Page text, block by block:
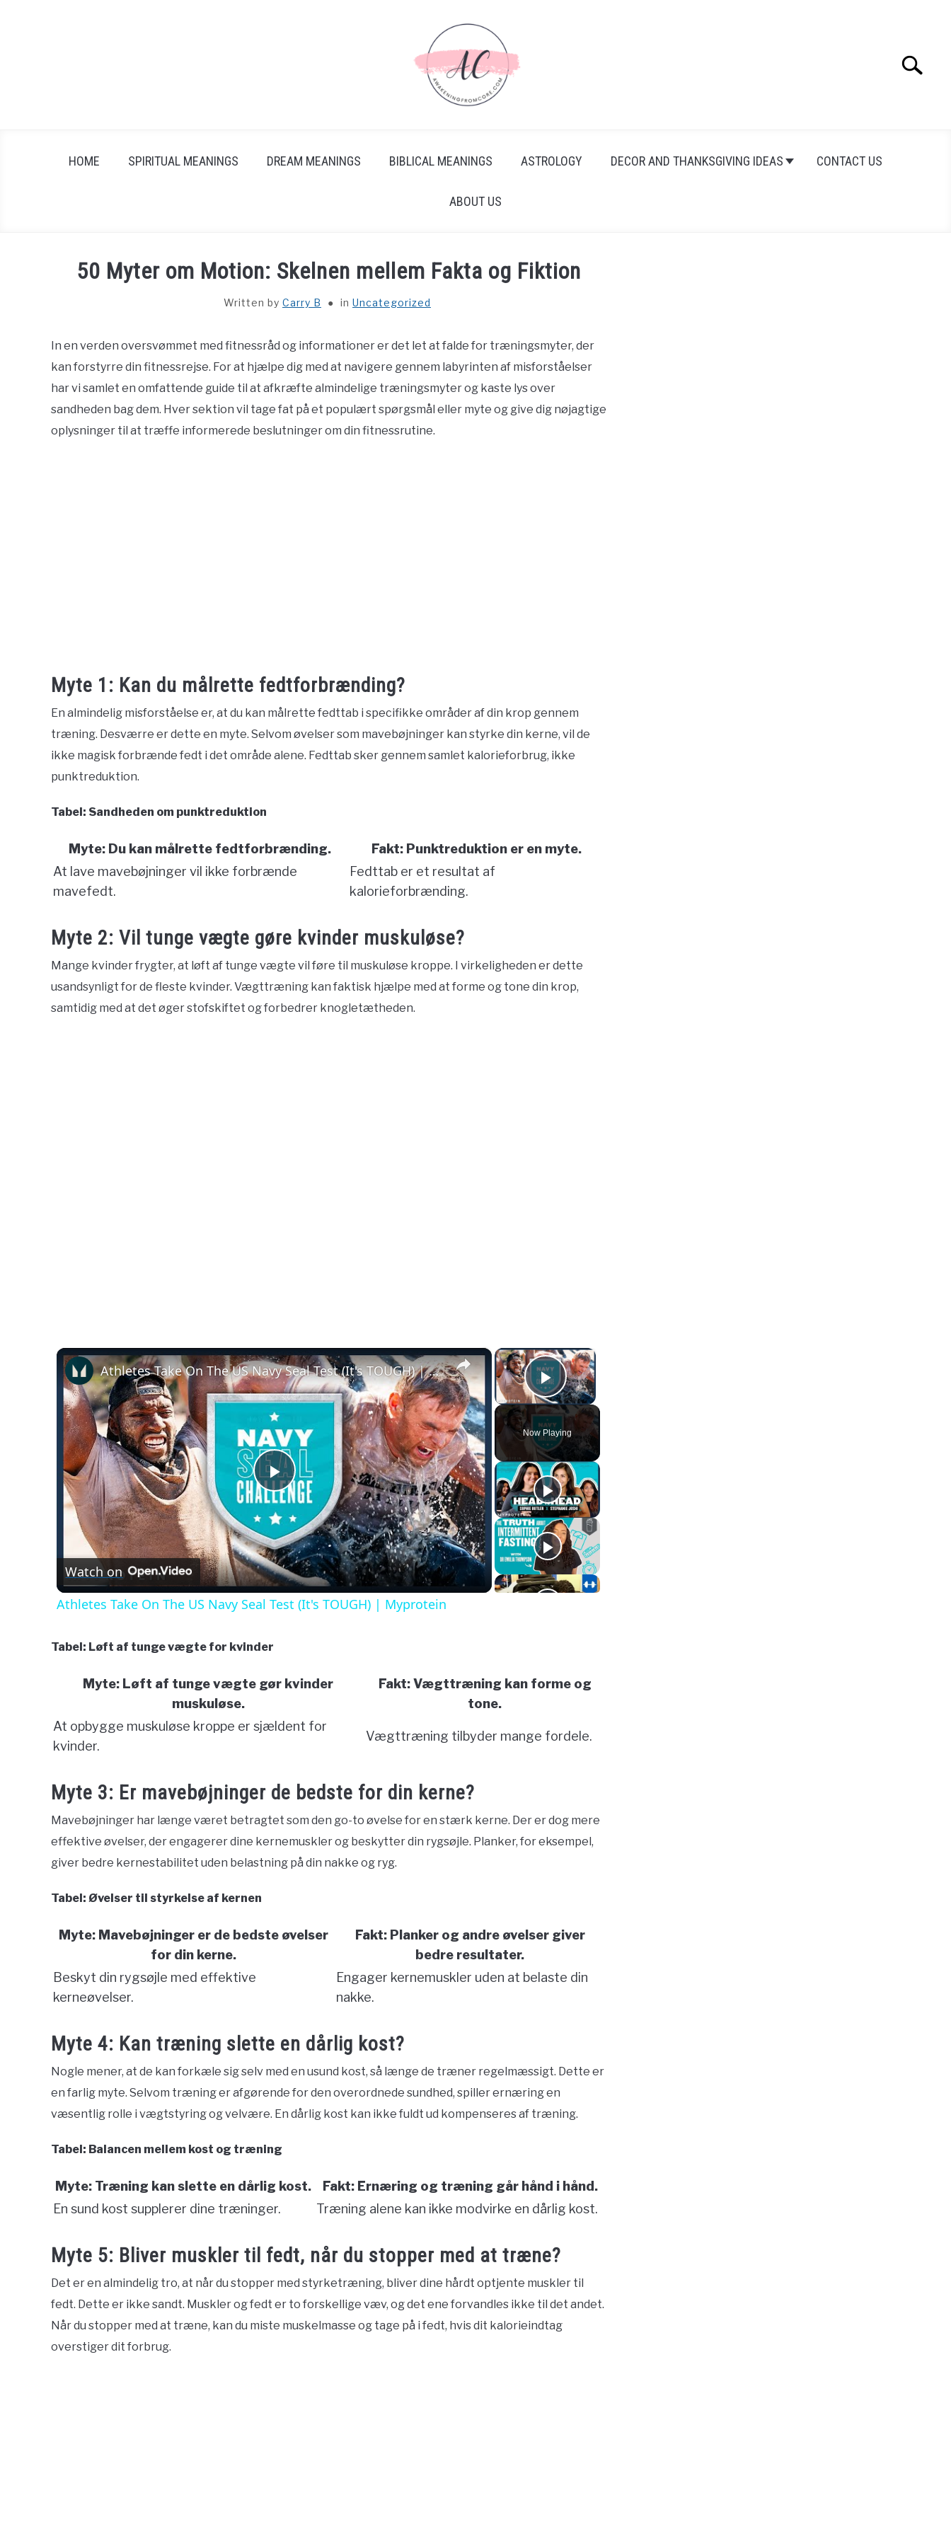
Search
HOME SPIRITUAL MEANINGS DREAM MEANINGS BIBLICAL MEANINGS ASTROLOGY DECOR AND THANKSGIVING IDEAS CONTACT US
ABOUT US
50 Myter om Motion: Skelnen mellem Fakta og Fiktion
Written by Carry B in Uncategorized
In en verden oversvømmet med fitnessråd og informationer er det let at falde for træningsmyter, der
kan forstyrre din fitnessrejse. For at hjælpe dig med at navigere gennem labyrinten af misforståelser
har vi samlet en omfattende guide til at afkræfte almindelige træningsmyter og kaste lys over
sandheden bag dem. Hver sektion vil tage fat på et populært spørgsmål eller myte og give dig nøjagtige
oplysninger til at træffe informerede beslutninger om din fitnessrutine.
Myte 1: Kan du målrette fedtforbrænding?
En almindelig misforståelse er, at du kan målrette fedttab i specifikke områder af din krop gennem
træning. Desværre er dette en myte. Selvom øvelser som mavebøjninger kan styrke din kerne, vil de
ikke magisk forbrænde fedt i det område alene. Fedttab sker gennem samlet kalorieforbrug, ikke
punktreduktion.
Tabel: Sandheden om punktreduktion
Myte: Du kan målrette fedtforbrænding.
Fakt: Punktreduktion er en myte.
At lave mavebøjninger vil ikke forbrænde
mavefedt.
Fedttab er et resultat af
kalorieforbrænding.
Myte 2: Vil tunge vægte gøre kvinder muskuløse?
Mange kvinder frygter, at løft af tunge vægte vil føre til muskuløse kroppe. I virkeligheden er dette
usandsynligt for de fleste kvinder. Vægttræning kan faktisk hjælpe med at forme og tone din krop,
samtidig med at det øger stofskiftet og forbedrer knogletætheden.
×
Play Video
Now Playing
×
Play
Video
Athletes Take On The US Navy Seal Test (It's TOUGH) | Myprotein
Watch on
Athletes Take On The US Navy Seal Test (It's TOUGH) | Myprotein
Tabel: Løft af tunge vægte for kvinder
Myte: Løft af tunge vægte gør kvinder
muskuløse.
Fakt: Vægttræning kan forme og
tone.
At opbygge muskuløse kroppe er sjældent for
kvinder.
Vægttræning tilbyder mange fordele.
Myte 3: Er mavebøjninger de bedste for din kerne?
Mavebøjninger har længe været betragtet som den go-to øvelse for en stærk kerne. Der er dog mere
effektive øvelser, der engagerer dine kernemuskler og beskytter din rygsøjle. Planker, for eksempel,
giver bedre kernestabilitet uden belastning på din nakke og ryg.
Tabel: Øvelser til styrkelse af kernen
Myte: Mavebøjninger er de bedste øvelser
for din kerne.
Fakt: Planker og andre øvelser giver
bedre resultater.
Beskyt din rygsøjle med effektive
kerneøvelser.
Engager kernemuskler uden at belaste din
nakke.
Myte 4: Kan træning slette en dårlig kost?
Nogle mener, at de kan forkæle sig selv med en usund kost, så længe de træner regelmæssigt. Dette er
en farlig myte. Selvom træning er afgørende for den overordnede sundhed, spiller ernæring en
væsentlig rolle i vægtstyring og velvære. En dårlig kost kan ikke fuldt ud kompenseres af træning.
Tabel: Balancen mellem kost og træning
Myte: Træning kan slette en dårlig kost.
Fakt: Ernæring og træning går hånd i hånd.
En sund kost supplerer dine træninger.
Træning alene kan ikke modvirke en dårlig kost.
Myte 5: Bliver muskler til fedt, når du stopper med at træne?
Det er en almindelig tro, at når du stopper med styrketræning, bliver dine hårdt optjente muskler til
fedt. Dette er ikke sandt. Muskler og fedt er to forskellige væv, og det ene forvandles ikke til det andet.
Når du stopper med at træne, kan du miste muskelmasse og tage på i fedt, hvis dit kalorieindtag
overstiger dit forbrug.